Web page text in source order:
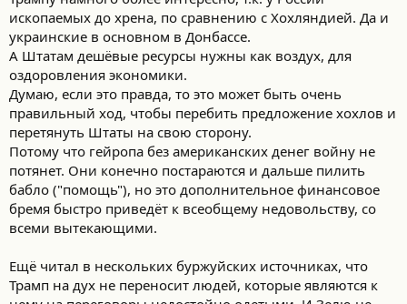
ископаемых до хрена, по сравнению с Хохляндией. Да и
украинские в основном в Донбассе.
А Штатам дешёвые ресурсы нужны как воздух, для
оздоровления экономики.
Думаю, если это правда, то это может быть очень
правильный ход, чтобы перебить предложение хохлов и
перетянуть Штаты на свою сторону.
Потому что гейропа без американских денег войну не
потянет. Они конечно постараются и дальше пилить
бабло ("помощь"), но это дополнительное финансовое
бремя быстро приведёт к всеобщему недовольству, со
всеми вытекающими.
Ещё читал в нескольких буржуйских источниках, что
Трамп на дух не переносит людей, которые являются к